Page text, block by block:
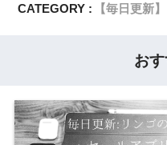
CATEGORY : 【毎日更新
お